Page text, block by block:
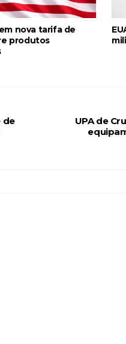
nova tarifa de
produtos
UPA de
de